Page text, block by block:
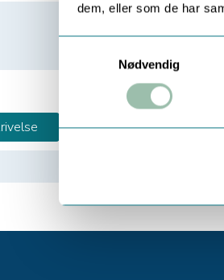
dem, eller som de har
Nødvendig